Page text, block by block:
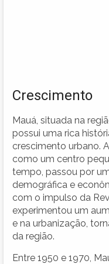
Crescimento
Mauá, situada na
possui uma rica
crescimento urbano.
como um centro
tempo, passou por
demográfica e
com o impulso da
experimentou um
e na urbanização,
da região.
Entre 1950 e 1970,